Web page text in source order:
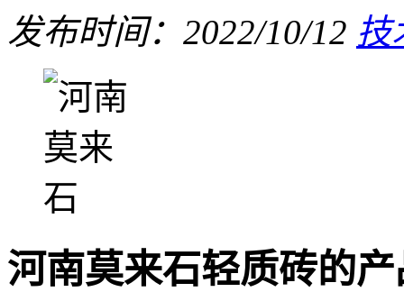
发布时间：2022/10/12 技
河南莫来石轻质砖的